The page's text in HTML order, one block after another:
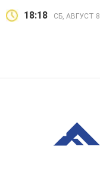
18:18 СБ, АВГУСТ 8